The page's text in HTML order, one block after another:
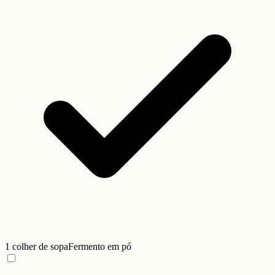
1 colher de sopaFermento em pó